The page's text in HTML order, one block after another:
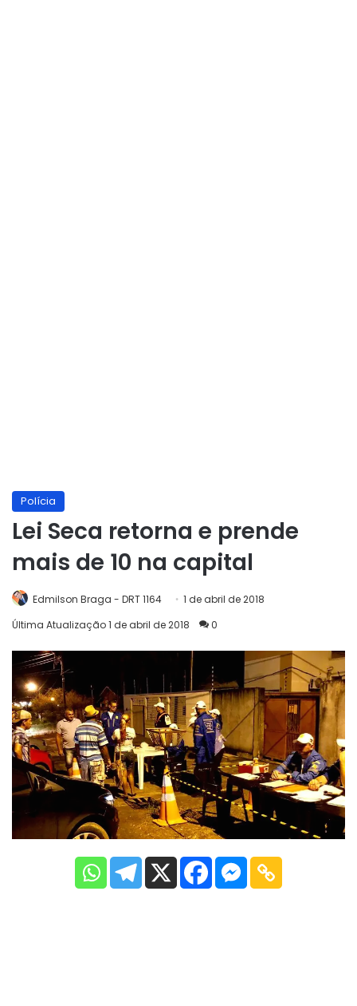
Polícia
Lei Seca retorna e prende
mais de 10 na capital
Edmilson Braga - DRT 1164
1 de abril de 2018
Última Atualização 1 de abril de 2018
0